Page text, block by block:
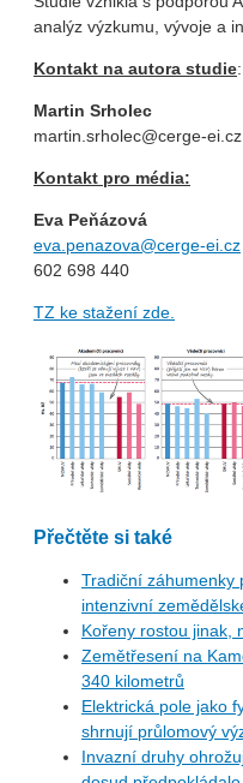
analýz výzkumu, vývoje a
Kontakt na autora studie:
Martin Srholec
martin.srholec@cerge-ei.cz
Kontakt pro média:
Eva Peňázová
eva.penazova@cerge-ei.cz
602 698 440
TZ ke stažení zde.
Přečtěte si také
Tradiční záhumenky
intenzivní
Kořeny rostou jinak,
Zemětřesení na
340 kilometrů
Elektrická pole jako
shrnují průlomový
Invazní druhy